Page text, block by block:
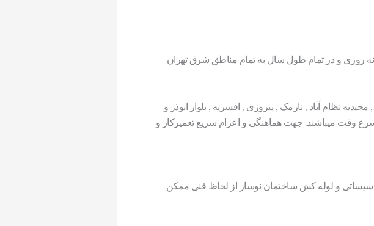
روزی و در تمام طول سال به تمام مناطق شرق تهران
نظام آباد , نارمک , پیروزی , افسریه , بلوار ابوذر و
وقت میباشند. جهت هماهنگی و اعزام سریع تعمیرکار و
و لوله کش ساختمان نوساز از لحاظ فنی ممکن